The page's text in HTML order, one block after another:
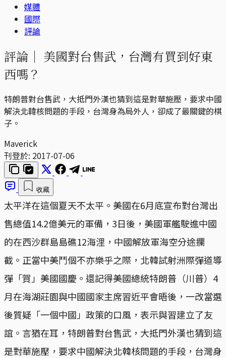
媒體
國際
評論
評論｜ 美國對台售武，台灣有買到好東
西嗎？
特朗普對台售武，大抵門外漢也猜到這是對華施壓，要求中國
解決北韓核問題的手段，台灣身為局外人，卻成了最關鍵的棋
子。
Maverick
刊登於: 2017-07-06
收藏
太平洋在這個夏天不太平。美國在6月底宣布對台灣出
售總值14.2億美元的軍備，3日後，美國軍艦駛進中國
的在西沙群島島礁12海浬，中國解放軍海空分途攔
截。正當中美鬥個不亦樂乎之際，北韓試射洲際彈道導
彈「賀」美國國慶。還記得美國總統特朗普（川普）4
月在海湖莊園與中國國家主席習近平會晤後，一改當選
後質疑「一個中國」政策的口風，表示與習建立了友
誼。言猶在耳，特朗普對台售武，大抵門外漢也猜到這
是對華施壓，要求中國解決北韓核問題的手段，台灣身